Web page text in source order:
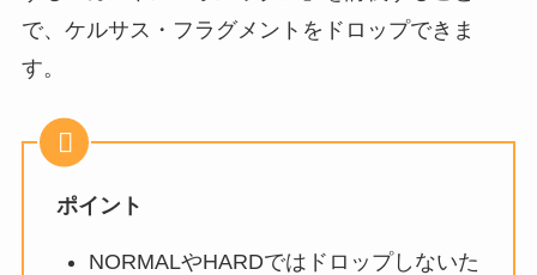
で、ケルサス・フラグメントをドロップできま
す。
ポイント
NORMALやHARDではドロップしないた